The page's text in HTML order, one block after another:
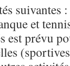
suivantes
et
est prévu